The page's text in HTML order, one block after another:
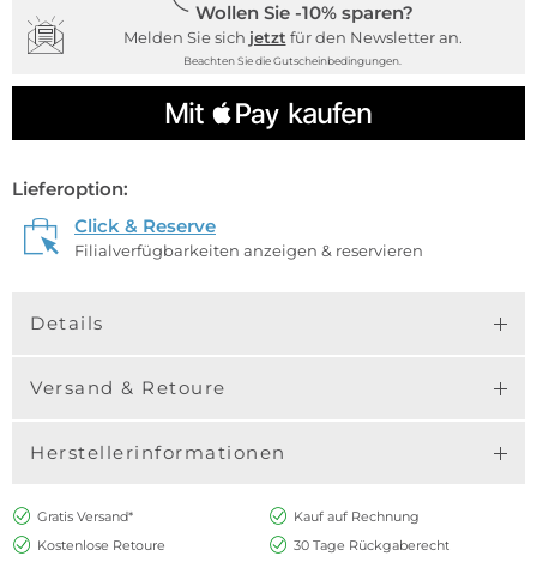
Wollen Sie -10% sparen?
Melden Sie sich jetzt für den Newsletter an.
Beachten Sie die Gutscheinbedingungen.
Lieferoption:
Click & Reserve
Filialverfügbarkeiten anzeigen & reservieren
Details
Versand & Retoure
Herstellerinformationen
Gratis Versand*
Kauf auf Rechnung
Kostenlose Retoure
30 Tage Rückgaberecht